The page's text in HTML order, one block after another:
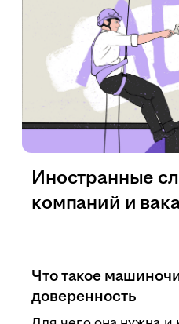
Иностранные
компаний и
Что такое
доверенность